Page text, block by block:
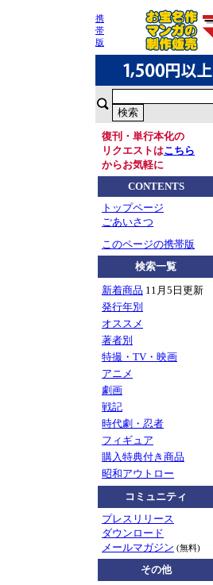
携
帯
版
復刊・単行本化の
リクエストはこちら
からお気軽に
CONTENTS
トップページ
ごあいさつ
このページの携帯版
検索一覧
新着商品 11月5日更新
発行年別
オススメ
著者別
特撮・TV・映画
アニメ
劇画
戦記
時代劇・忍者
フィギュア
購入特典付き商品
昭和アウトロー
コミュニティ
プレスリリース
ダウンロード
メールマガジン (無料)
その他